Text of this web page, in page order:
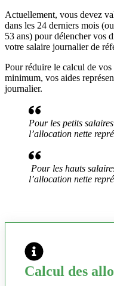
Actuellement, vous devez
dans les 24 derniers mois
53 ans) pour délencher vos
votre salaire journalier de
Pour réduire le calcul de
minimum, vos aides
journalier.
Pour les petits
l’allocation nette
Pour les hauts
l’allocation nette
Calcul des